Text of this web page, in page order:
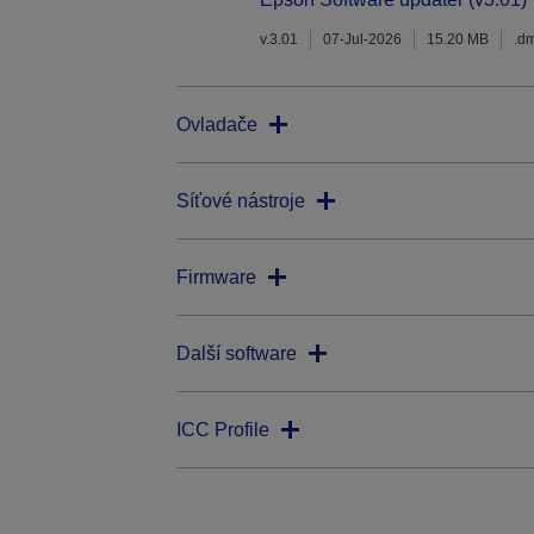
v.3.01 07-Jul-2026 15.20 MB
Ovladače
Síťové nástroje
Firmware
Další software
ICC Profile